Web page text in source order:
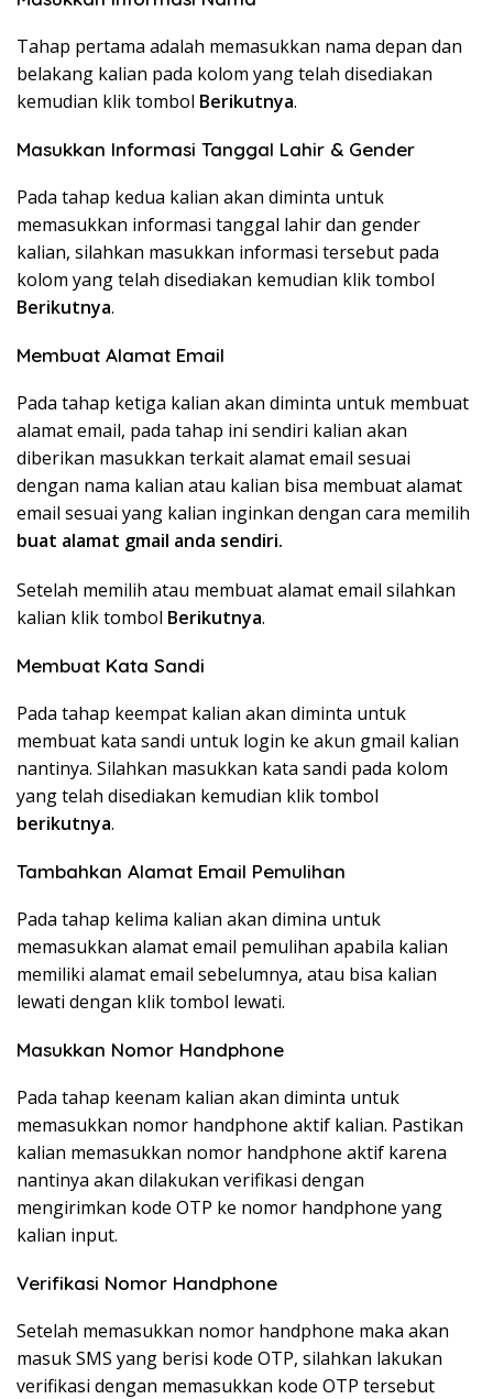
Tahap pertama adalah memasukkan nama depan dan
belakang kalian pada kolom yang telah disediakan
kemudian klik tombol Berikutnya.
Masukkan Informasi Tanggal Lahir & Gender
Pada tahap kedua kalian akan diminta untuk
memasukkan informasi tanggal lahir dan gender
kalian, silahkan masukkan informasi tersebut pada
kolom yang telah disediakan kemudian klik tombol
Berikutnya.
Membuat Alamat Email
Pada tahap ketiga kalian akan diminta untuk membuat
alamat email, pada tahap ini sendiri kalian akan
diberikan masukkan terkait alamat email sesuai
dengan nama kalian atau kalian bisa membuat alamat
email sesuai yang kalian inginkan dengan cara memilih
buat alamat gmail anda sendiri.
Setelah memilih atau membuat alamat email silahkan
kalian klik tombol Berikutnya.
Membuat Kata Sandi
Pada tahap keempat kalian akan diminta untuk
membuat kata sandi untuk login ke akun gmail kalian
nantinya. Silahkan masukkan kata sandi pada kolom
yang telah disediakan kemudian klik tombol
berikutnya.
Tambahkan Alamat Email Pemulihan
Pada tahap kelima kalian akan dimina untuk
memasukkan alamat email pemulihan apabila kalian
memiliki alamat email sebelumnya, atau bisa kalian
lewati dengan klik tombol lewati.
Masukkan Nomor Handphone
Pada tahap keenam kalian akan diminta untuk
memasukkan nomor handphone aktif kalian. Pastikan
kalian memasukkan nomor handphone aktif karena
nantinya akan dilakukan verifikasi dengan
mengirimkan kode OTP ke nomor handphone yang
kalian input.
Verifikasi Nomor Handphone
Setelah memasukkan nomor handphone maka akan
masuk SMS yang berisi kode OTP, silahkan lakukan
verifikasi dengan memasukkan kode OTP tersebut